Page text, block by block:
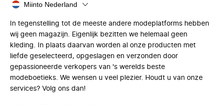
Miinto Nederland
In tegenstelling tot de meeste andere modeplatforms hebben
wij geen magazijn. Eigenlijk bezitten we helemaal geen
kleding. In plaats daarvan worden al onze producten met
liefde geselecteerd, opgeslagen en verzonden door
gepassioneerde verkopers van 's werelds beste
modeboetieks. We wensen u veel plezier. Houdt u van onze
services? Volg ons dan!